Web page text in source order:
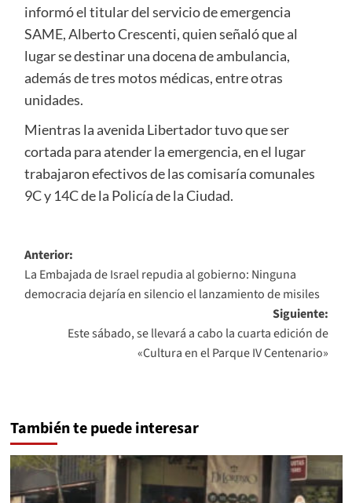
informó el titular del servicio de emergencia
SAME, Alberto Crescenti, quien señaló que al
lugar se destinar una docena de ambulancia,
además de tres motos médicas, entre otras
unidades.
Mientras la avenida Libertador tuvo que ser
cortada para atender la emergencia, en el lugar
trabajaron efectivos de las comisaría comunales
9C y 14C de la Policía de la Ciudad.
Navegación
de
entradas
Anterior:
La Embajada de Israel repudia al gobierno: Ninguna
democracia dejaría en silencio el lanzamiento de misiles
Siguiente:
Este sábado, se llevará a cabo la cuarta edición de
«Cultura en el Parque IV Centenario»
También te puede interesar